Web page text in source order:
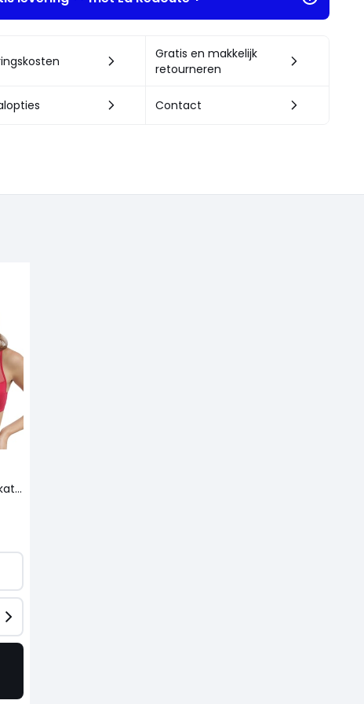
Gratis en makkelijk
retourneren
Contact
Set van 2 BH's Generous bio katoen